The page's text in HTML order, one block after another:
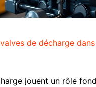
de décharge
jouent un rôle